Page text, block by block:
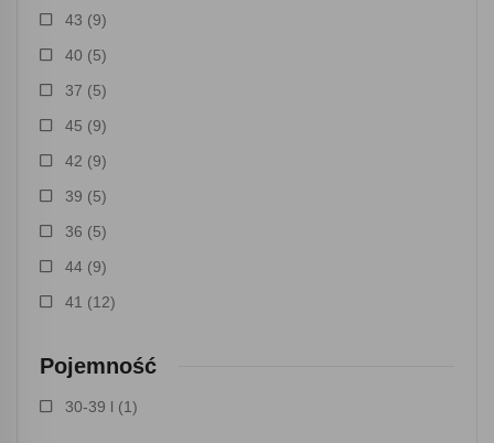
43 (9)
40 (5)
37 (5)
45 (9)
42 (9)
39 (5)
36 (5)
44 (9)
41 (12)
Pojemność
30-39 l (1)